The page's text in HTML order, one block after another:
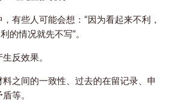
有些人可能会想：“因为看起来不利，
的情况就先不写”。
反效果。
之间的一致性、过去的在留记录、申
等。